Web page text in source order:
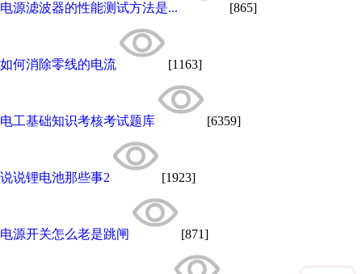
电源滤波器的性能测试方法是... [865]
如何消除零线的电流 [1163]
电工基础知识考核考试题库 [6359]
说说锂电池那些事2 [1923]
电源开关怎么老是跳闸 [871]